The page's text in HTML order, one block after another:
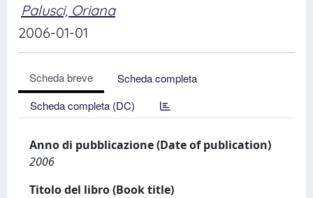
Palusci, Oriana
2006-01-01
Scheda breve
Scheda completa
Scheda completa (DC)
Anno di pubblicazione (Date of publication)
2006
Titolo del libro (Book title)